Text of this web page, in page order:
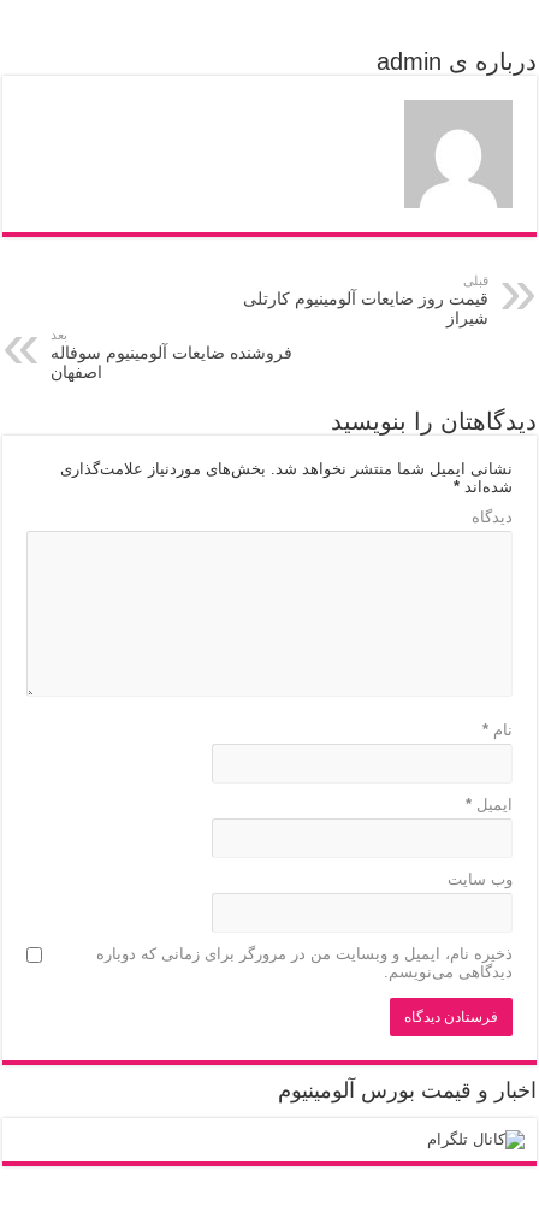
درباره ی admin
قبلی
قیمت روز ضایعات آلومینیوم کارتلی
شیراز
بعد
فروشنده ضایعات آلومینیوم سوفاله
اصفهان
دیدگاهتان را بنویسید
نشانی ایمیل شما منتشر نخواهد شد.
بخش‌های موردنیاز علامت‌گذاری
شده‌اند*
دیدگاه
نام*
ایمیل*
وب‌ سایت
ذخیره نام، ایمیل و وبسایت من در مرورگر برای زمانی که دوباره
دیدگاهی می‌نویسم.
اخبار و قیمت بورس آلومینیوم